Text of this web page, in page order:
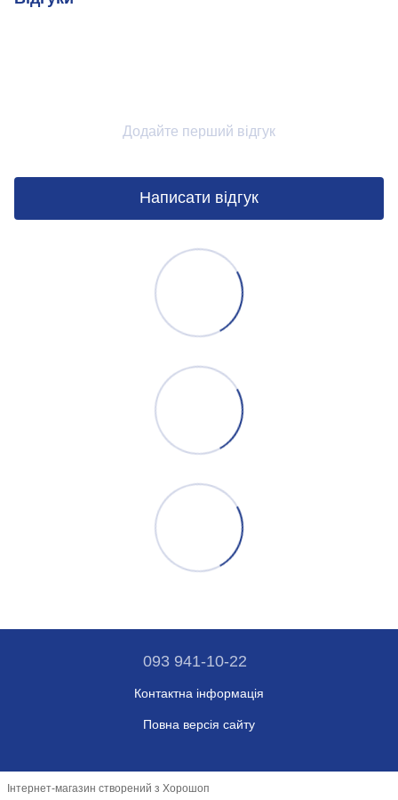
Додайте перший відгук
Написати відгук
093 941-10-22
Контактна інформація
Повна версія сайту
Інтернет-магазин створений з Хорошоп